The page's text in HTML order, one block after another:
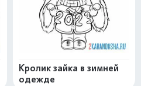
Кролик зайка в зимней
одежде